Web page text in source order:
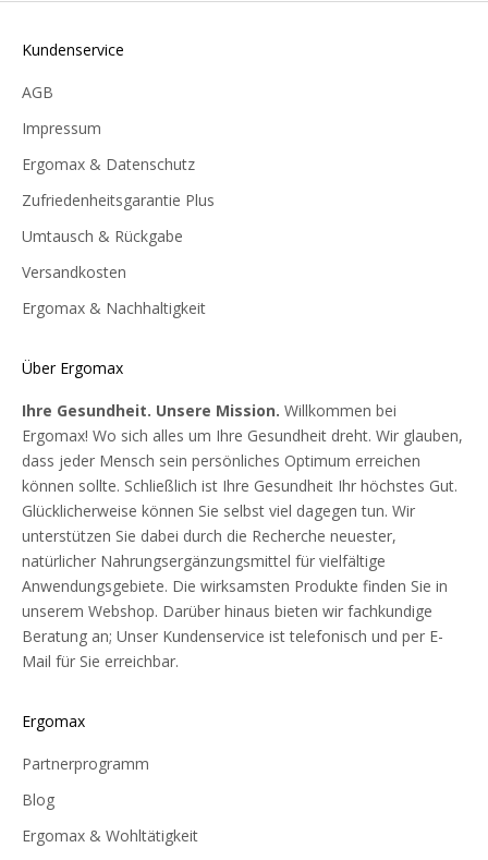
Kundenservice
AGB
Impressum
Ergomax & Datenschutz
Zufriedenheitsgarantie Plus
Umtausch & Rückgabe
Versandkosten
Ergomax & Nachhaltigkeit
Über Ergomax
Ihre Gesundheit. Unsere Mission. Willkommen bei
Ergomax! Wo sich alles um Ihre Gesundheit dreht. Wir glauben,
dass jeder Mensch sein persönliches Optimum erreichen
können sollte. Schließlich ist Ihre Gesundheit Ihr höchstes Gut.
Glücklicherweise können Sie selbst viel dagegen tun. Wir
unterstützen Sie dabei durch die Recherche neuester,
natürlicher Nahrungsergänzungsmittel für vielfältige
Anwendungsgebiete. Die wirksamsten Produkte finden Sie in
unserem Webshop. Darüber hinaus bieten wir fachkundige
Beratung an; Unser Kundenservice ist telefonisch und per E-
Mail für Sie erreichbar.
Ergomax
Partnerprogramm
Blog
Ergomax & Wohltätigkeit